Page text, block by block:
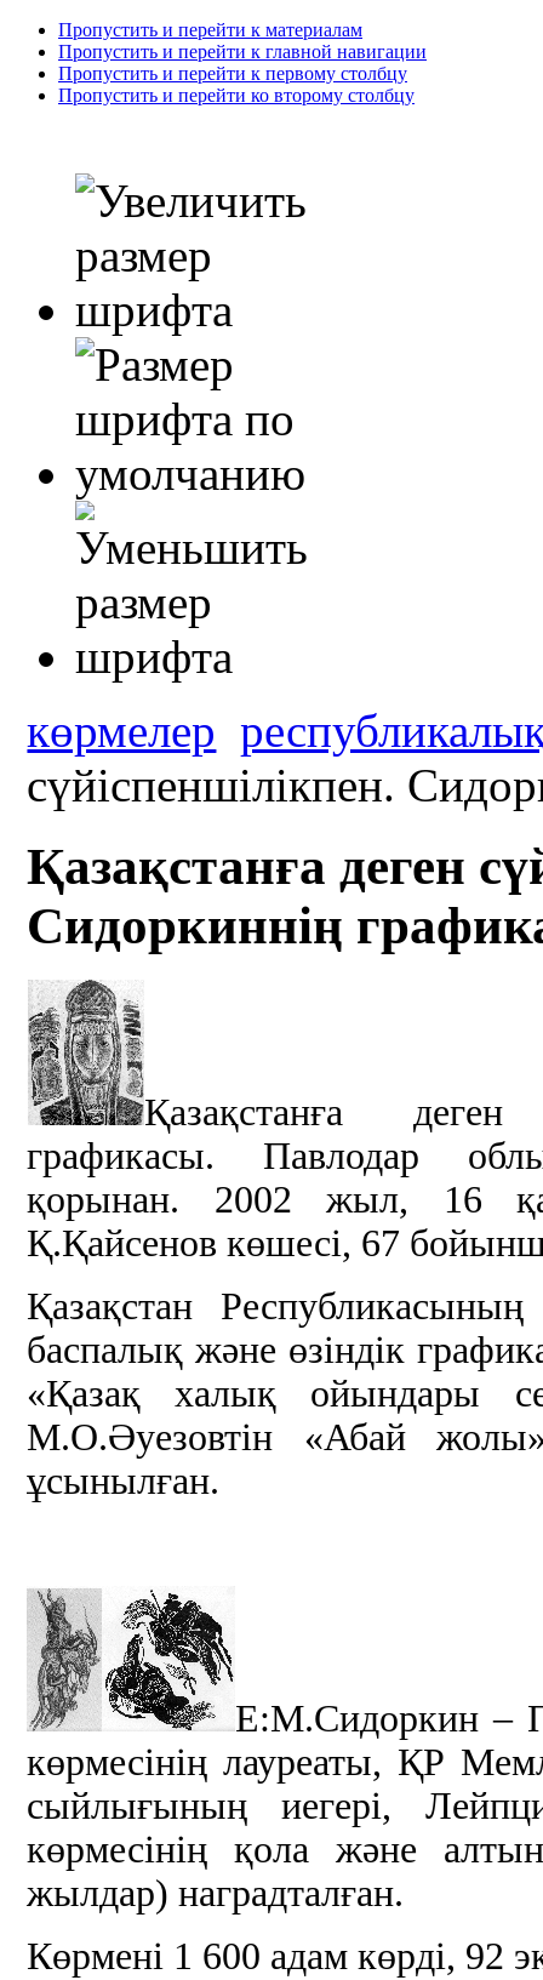
Пропустить и перейти к материалам
Пропустить и перейти к главной навигации
Пропустить и перейти к первому столбцу
Пропустить и перейти ко второму столбцу
көрмелер
сүйіспеншілікпен.
Қазақстанға деген
Сидоркиннің
Қазақстанға деген
графикасы. Павлодар
қорынан. 2002 жыл, 16
Қ.Қайсенов көшесі, 67
Қазақстан
баспалық және өзіндік
«Қазақ халық ойындары
М.О.Әуезовтін «Абай
ұсынылған.
Е:М.Сидоркин –
көрмесінің лауреаты, ҚР
сыйлығының иегері,
көрмесінің қола және
жылдар) наградталған.
Көрмені 1 600 адам көрді, 92